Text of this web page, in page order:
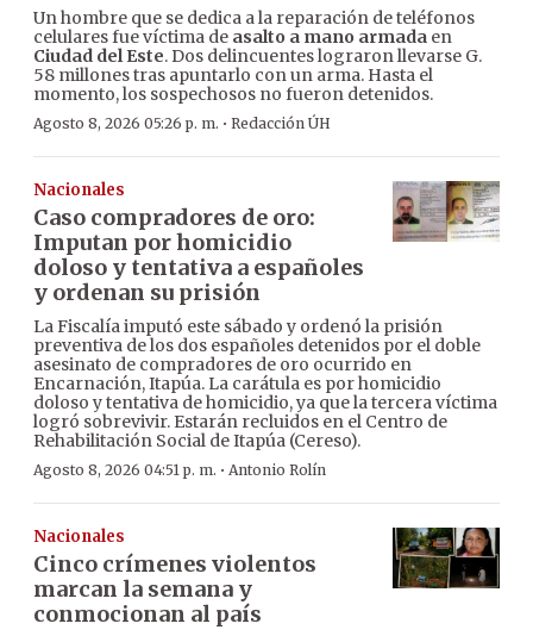
Un hombre que se dedica a la reparación de teléfonos
celulares fue víctima de asalto a mano armada en
Ciudad del Este. Dos delincuentes lograron llevarse G.
58 millones tras apuntarlo con un arma. Hasta el
momento, los sospechosos no fueron detenidos.
Agosto 8, 2026 05:26 p. m. · Redacción ÚH
Nacionales
Caso compradores de oro:
Imputan por homicidio
doloso y tentativa a españoles
y ordenan su prisión
La Fiscalía imputó este sábado y ordenó la prisión
preventiva de los dos españoles detenidos por el doble
asesinato de compradores de oro ocurrido en
Encarnación, Itapúa. La carátula es por homicidio
doloso y tentativa de homicidio, ya que la tercera víctima
logró sobrevivir. Estarán recluidos en el Centro de
Rehabilitación Social de Itapúa (Cereso).
Agosto 8, 2026 04:51 p. m. · Antonio Rolín
Nacionales
Cinco crímenes violentos
marcan la semana y
conmocionan al país